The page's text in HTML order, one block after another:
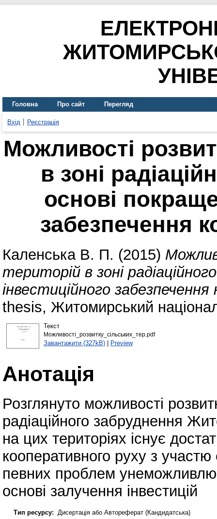
Головна Про сайт Перегляд
Вхід Реєстрація
Можливості
в зоні
основі
забезпечення
Каленська В. П. (2015)
територій в зоні
інвестиційного
thesis, Житомирський
Текст
Можливості_розвитку_сільських_тер.pdf
Завантажити (327kB)| Preview
Анотація
Розглянуто можливості
радіаційного забруднення
на цих територіях існує
кооперативного руху з
певних проблем
основі залучення інвестицій
Тип ресурсу:
Дисертація або Автореферат (Кандидатська)